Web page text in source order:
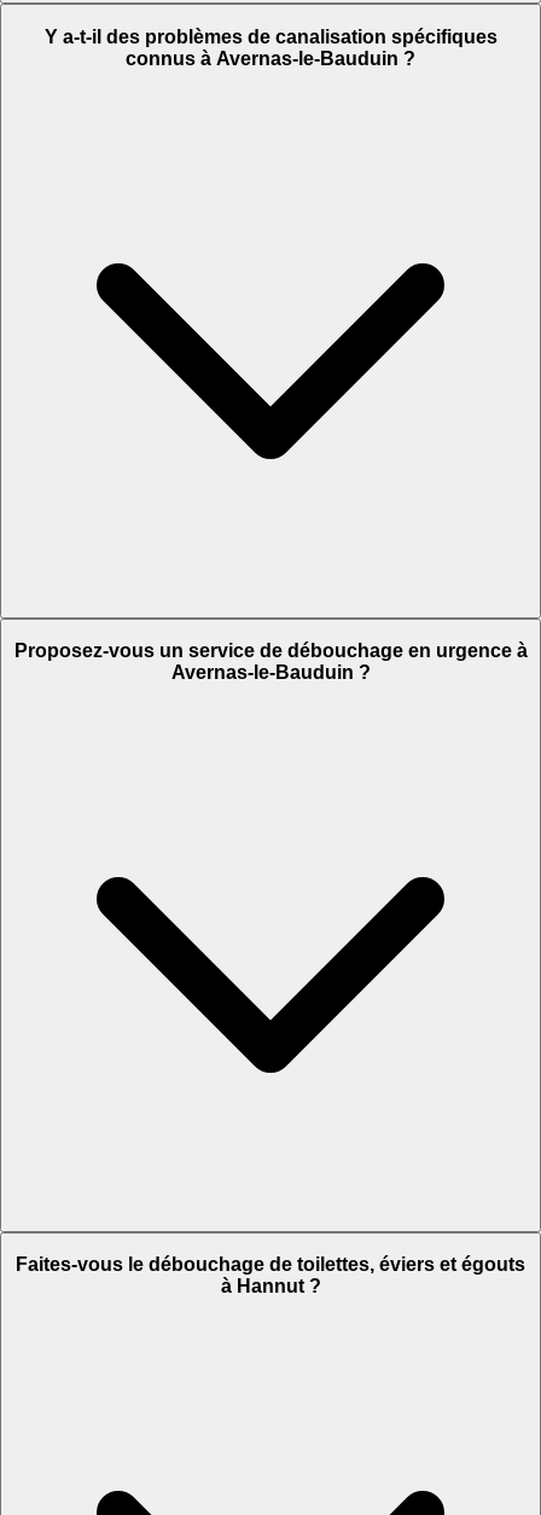
Y a-t-il des problèmes de canalisation spécifiques
connus à Avernas-le-Bauduin ?
Proposez-vous un service de débouchage en urgence à
Avernas-le-Bauduin ?
Faites-vous le débouchage de toilettes, éviers et égouts
à Hannut ?